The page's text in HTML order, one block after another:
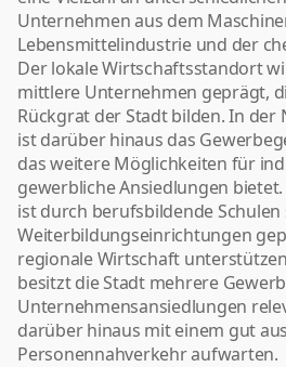
Unternehmen aus dem
Lebensmittelindustrie und der
Der lokale Wirtschaftsstandort
mittlere Unternehmen geprägt,
Rückgrat der Stadt bilden. In der
ist darüber hinaus das
das weitere Möglichkeiten für
gewerbliche Ansiedlungen
ist durch berufsbildende Schulen
Weiterbildungseinrichtungen
regionale Wirtschaft
besitzt die Stadt mehrere
Unternehmensansiedlungen
darüber hinaus mit einem gut
Personennahverkehr aufwarten.